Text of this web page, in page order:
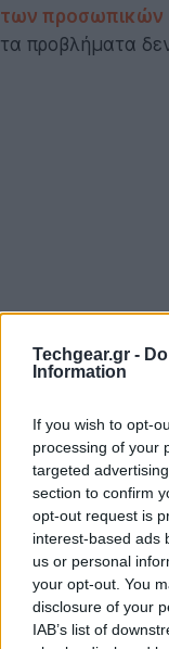
Techgear.gr -
Information
If you wish to opt-
processing of your
targeted
section to confirm
opt-out request is
interest-based ads
us or personal
your opt-out. You
disclosure of your
IAB’s list of
των προσωπικών
τα προβλήματα